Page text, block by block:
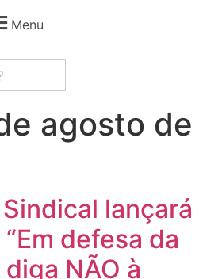
Menu
agosto de
Sindical lançará
defesa da
NÃO à